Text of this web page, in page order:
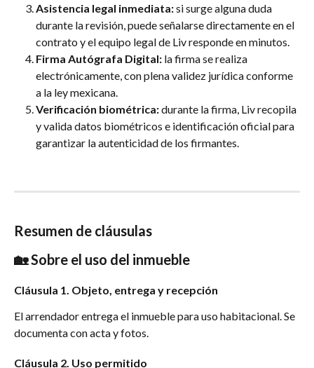
Asistencia legal inmediata: si surge alguna duda
durante la revisión, puede señalarse directamente en el
contrato y el equipo legal de Liv responde en minutos.
Firma Autógrafa Digital: la firma se realiza
electrónicamente, con plena validez jurídica conforme
a la ley mexicana.
Verificación biométrica: durante la firma, Liv recopila
y valida datos biométricos e identificación oficial para
garantizar la autenticidad de los firmantes.
Resumen de cláusulas
🏡 Sobre el uso del inmueble
Cláusula 1. Objeto, entrega y recepción
El arrendador entrega el inmueble para uso habitacional. Se
documenta con acta y fotos.
Cláusula 2. Uso permitido